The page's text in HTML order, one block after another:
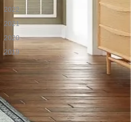
2022
2021
2020
2019